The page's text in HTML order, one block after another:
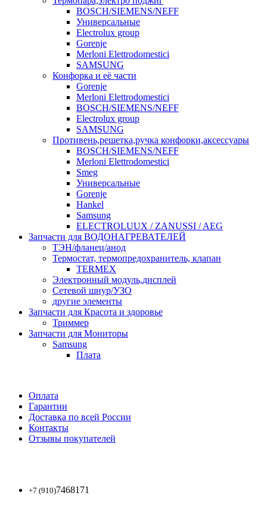
BOSCH/SIEMENS/NEFF
Универсальные
Electrolux group
Gorenje
Merloni Elettrodomestici
SAMSUNG
Конфорка и её части
Gorenje
Merloni Elettrodomestici
BOSCH/SIEMENS/NEFF
Electrolux group
SAMSUNG
Противень,решетка,ручка конфорки,аксессуары
BOSCH/SIEMENS/NEFF
Merloni Elettrodomestici
Smeg
Универсальные
Gorenje
Hankel
Samsung
ELECTROLUUX / ZANUSSI / AEG
Запчасти для ВОДОНАГРЕВАТЕЛЕЙ
ТЭН/фланец/анод
Термостат, термопредохранитель, клапан
TERMEX
Электронный модуль,дисплей
Сетевой шнур/УЗО
другие элементы
Запчасти для Красота и здоровье
Триммер
Запчасти для Мониторы
Samsung
Плата
Оплата
Гарантии
Доставка по всей России
Контакты
Отзывы покупателей
+7 (910)7468171